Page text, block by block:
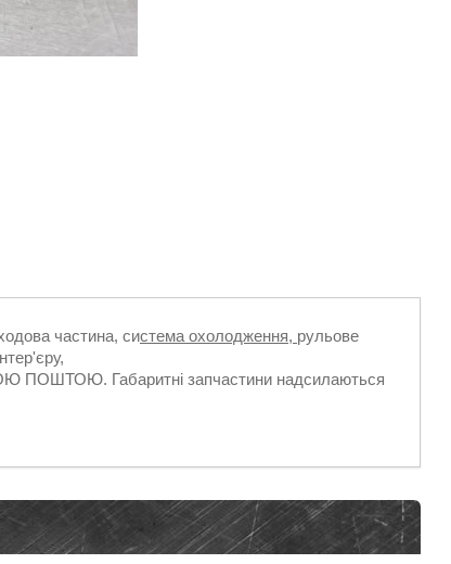
частина, система охолодження, рульове
ПОШТОЮ. Габаритні запчастини надсилаються